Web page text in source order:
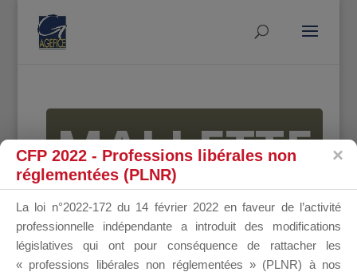
MALLETTE
DU
CFP 2022 - Professions libérales non
réglementées (PLNR)
La loi n°2022-172 du 14 février 2022 en faveur de l’activité
professionnelle indépendante a introduit des modifications
législatives qui ont pour conséquence de rattacher les
« professions libérales non réglementées » (PLNR) à nos